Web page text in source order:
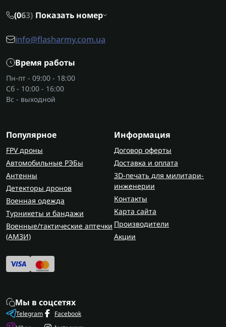
(063) Показать номер
info@flasharmy.com.ua
Время работы
Пн-пт - 09:00 - 18:00
Сб - 10:00 - 16:00
Вс - выходной
Популярное
FPV дроны
Автомобильные РЭБы
Антенны
Детекторы дронов
Военная одежда
Турникеты и бандажи
Военные/тактические аптечки
(AMЗИ)
Информация
Договор оферты
Доставка и оплата
3D-печать для милитари-
инженерии
Контакты
Карта сайта
Производители
Акции
Мы в соцсетях
Telegram
Facebook